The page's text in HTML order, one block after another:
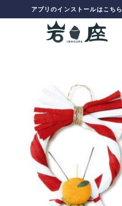
アプリのインストールはこちら